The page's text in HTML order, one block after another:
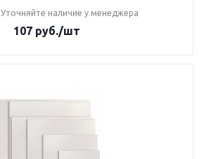
Уточняйте наличие у менеджера
107 руб./шт